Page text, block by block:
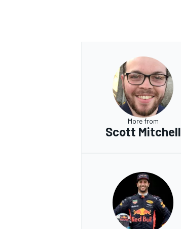
More from
Scott Mitchell